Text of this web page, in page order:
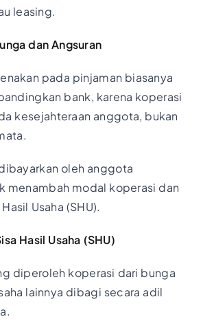
leasing.
dan Angsuran
pada pinjaman biasanya
bank, karena koperasi
kesejahteraan anggota, bukan
oleh anggota
menambah modal koperasi dan
Usaha (SHU).
Hasil Usaha (SHU)
diperoleh koperasi dari bunga
lainnya dibagi secara adil